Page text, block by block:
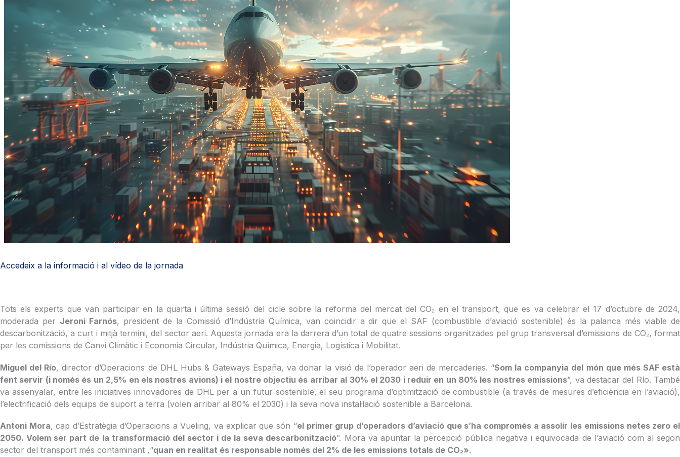
Accedeix a la informació i al vídeo de la jornada
Tots els experts que van participar en la quarta i última sessió del cicle sobre la reforma del mercat del CO₂ en el transport, que es va celebrar el 17 d’octubre de 2024,
moderada per Jeroni Farnós, president de la Comissió d’Indústria Química, van coincidir a dir que el SAF (combustible d’aviació sostenible) és la palanca més viable de
descarbonització, a curt i mitjà termini, del sector aeri. Aquesta jornada era la darrera d’un total de quatre sessions organitzades pel grup transversal d’emissions de CO₂, format
per les comissions de Canvi Climàtic i Economia Circular, Indústria Química, Energia, Logística i Mobilitat.
Miguel del Río, director d’Operacions de DHL Hubs & Gateways España, va donar la visió de l’operador aeri de mercaderies. “Som la companyia del món que més SAF està
fent servir (i només és un 2,5% en els nostres avions) i el nostre objectiu és arribar al 30% el 2030 i reduir en un 80% les nostres emissions”, va destacar del Río. També
va assenyalar, entre les iniciatives innovadores de DHL per a un futur sostenible, el seu programa d’optimització de combustible (a través de mesures d’eficiència en l’aviació),
l’electrificació dels equips de suport a terra (volen arribar al 80% el 2030) i la seva nova instal·lació sostenible a Barcelona.
Antoni Mora, cap d’Estratègia d’Operacions a Vueling, va explicar que són “el primer grup d’operadors d’aviació que s’ha compromès a assolir les emissions netes zero el
2050. Volem ser part de la transformació del sector i de la seva descarbonització”. Mora va apuntar la percepció pública negativa i equivocada de l’aviació com al segon
sector del transport més contaminant ,“quan en realitat és responsable només del 2% de les emissions totals de CO₂».